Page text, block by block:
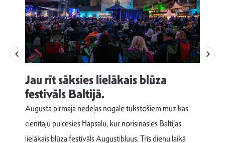
Jau rīt sāksies lielākais blūza
festivāls Baltijā.
Augusta pirmajā nedēļas nogalē tūkstošiem mūzikas
cienītāju pulcēsies Hāpsalu, kur norisināsies Baltijas
lielākais blūza festivāls Augustibluus. Trīs dienu laikā